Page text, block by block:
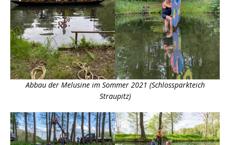
Abbau der Melusine im Sommer 2021 (Schlossparkteich
Straupitz)